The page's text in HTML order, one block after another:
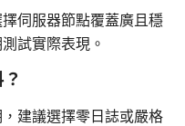
伺服器節點覆蓋廣且穩
試實際表現。
建議選擇零日誌或嚴格